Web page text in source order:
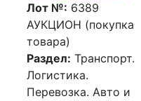
Лот №: 6389
АУКЦИОН (покупка
товара)
Раздел: Транспорт.
Логистика.
Перевозка. Авто и